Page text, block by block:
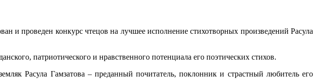
конкурс чтецов на лучшее исполнение стихотворных произведений Расула
патриотического и нравственного потенциала его поэтических стихов.
Расула Гамзатова – преданный почитатель, поклонник и страстный любитель его